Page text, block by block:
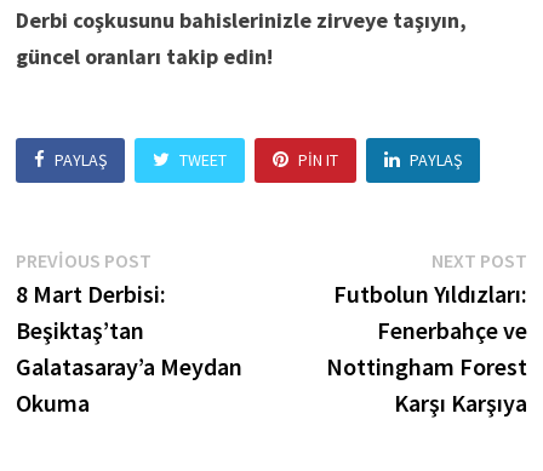
Derbi coşkusunu bahislerinizle zirveye taşıyın,
güncel oranları takip edin!
PAYLAŞ TWEET PIN IT PAYLAŞ
Yazı
gezinmesi
PREVIOUS POSTPrevious
post:
8 Mart Derbisi:
Beşiktaş’tan
Galatasaray’a Meydan
Okuma
NEXT POST
Futbolun Yıldızları:
Fenerbahçe ve
Nottingham Forest
Karşı Karşıya